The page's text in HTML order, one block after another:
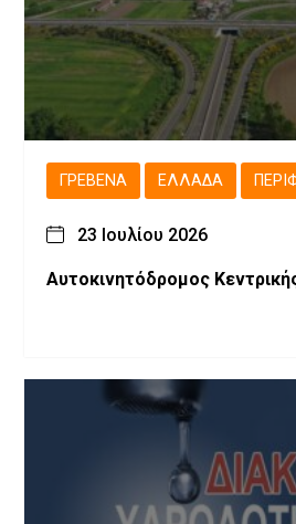
ΓΡΕΒΕΝΆ ΕΛΛΆΔΑ
23 Ιουλίου 2026
Αυτοκινητόδρομος